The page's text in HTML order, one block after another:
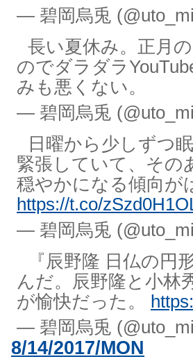
— 碧岡烏兎
長い夏休み。正月
のでダラダラ
みも悪くない。
— 碧岡烏兎
日曜から少しずつ
緊張していて、その
穏やかになる傾向が
https://t.co/
— 碧岡烏兎
『辰野隆 日仏の円
んだ。辰野隆と小林
が愉快だった。
— 碧岡烏兎
8/14/2017/MON